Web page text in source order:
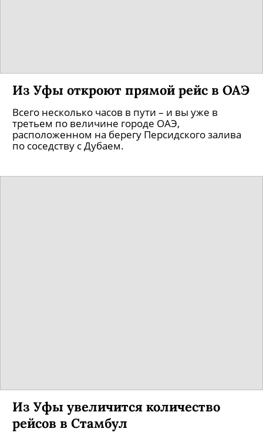
Из Уфы откроют прямой рейс в ОАЭ
Всего несколько часов в пути – и вы уже в
третьем по величине городе ОАЭ,
расположенном на берегу Персидского залива
по соседству с Дубаем.
Из Уфы увеличится количество
рейсов в Стамбул